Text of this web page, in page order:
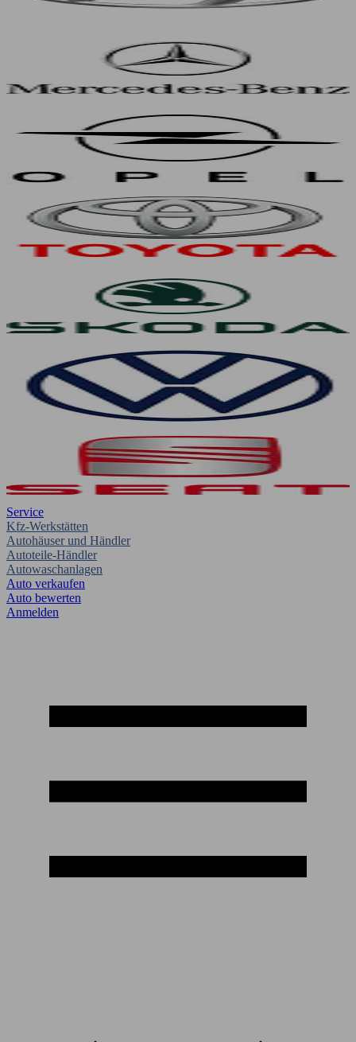
Service
Kfz-Werkstätten
Autohäuser und Händler
Autoteile-Händler
Autowaschanlagen
Auto verkaufen
Auto bewerten
Anmelden